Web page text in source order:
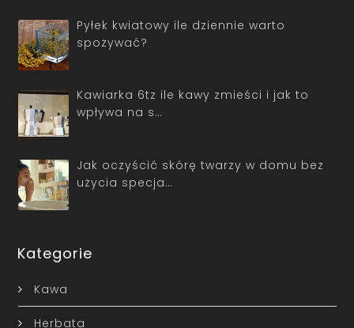
Pyłek kwiatowy ile dziennie warto
spożywać?
Kawiarka 6tz ile kawy zmieści i jak to
wpływa na s…
Jak oczyścić skórę twarzy w domu bez
użycia specja…
Kategorie
Kawa
Herbata